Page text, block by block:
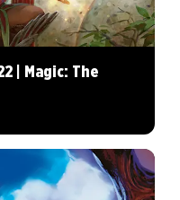
| Magic: The